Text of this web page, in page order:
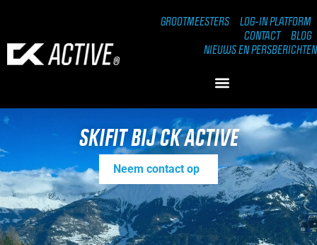
GROOTMEESTERS
LOG-IN PLATFORM
CONTACT
BLOG
NIEUWS EN PERSBERICHTEN
SKIFIT BIJ CK ACTIVE
Neem contact op